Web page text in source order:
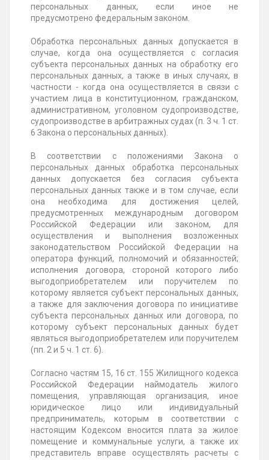
персональных данных, если иное не
предусмотрено федеральным законом.
Обработка персональных данных допускается в
случае, когда она осуществляется с согласия
субъекта персональных данных на обработку его
персональных данных, а также в иных случаях, в
частности - когда она осуществляется в связи с
участием лица в конституционном, гражданском,
административном, уголовном судопроизводстве,
судопроизводстве в арбитражных судах (п. 3 ч. 1 ст.
6 Закона о персональных данных).
В соответствии с положениями Закона о
персональных данных обработка персональных
данных допускается без согласия субъекта
персональных данных также и в том случае, если
она необходима для достижения целей,
предусмотренных международным договором
Российской Федерации или законом, для
осуществления и выполнения возложенных
законодательством Российской Федерации на
оператора функций, полномочий и обязанностей;
исполнения договора, стороной которого либо
выгодоприобретателем или поручителем по
которому является субъект персональных данных,
а также для заключения договора по инициативе
субъекта персональных данных или договора, по
которому субъект персональных данных будет
являться выгодоприобретателем или поручителем
(пп. 2 и 5 ч. 1 ст. 6).
Согласно частям 15, 16 ст. 155 Жилищного кодекса
Российской Федерации наймодатель жилого
помещения, управляющая организация, иное
юридическое лицо или индивидуальный
предприниматель, которым в соответствии с
настоящим Кодексом вносится плата за жилое
помещение и коммунальные услуги, а также их
представитель вправе осуществлять расчеты с